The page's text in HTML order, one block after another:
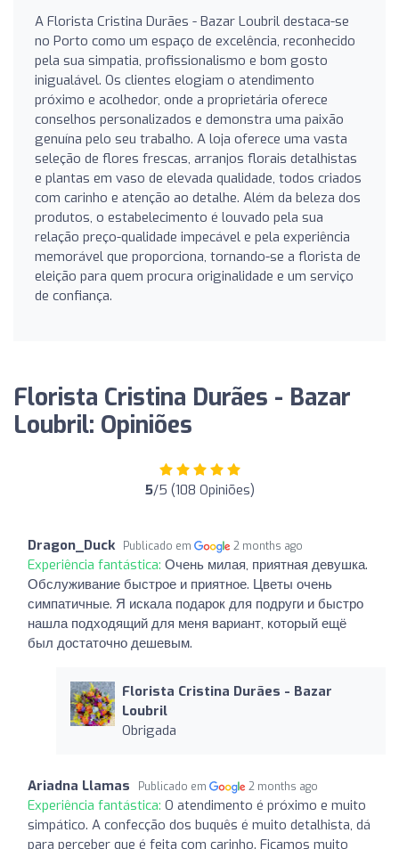
A Florista Cristina Durães - Bazar Loubril destaca-se
no Porto como um espaço de excelência, reconhecido
pela sua simpatia, profissionalismo e bom gosto
inigualável. Os clientes elogiam o atendimento
próximo e acolhedor, onde a proprietária oferece
conselhos personalizados e demonstra uma paixão
genuína pelo seu trabalho. A loja oferece uma vasta
seleção de flores frescas, arranjos florais detalhistas
e plantas em vaso de elevada qualidade, todos criados
com carinho e atenção ao detalhe. Além da beleza dos
produtos, o estabelecimento é louvado pela sua
relação preço-qualidade impecável e pela experiência
memorável que proporciona, tornando-se a florista de
eleição para quem procura originalidade e um serviço
de confiança.
Florista Cristina Durães - Bazar
Loubril: Opiniões
5/5 (108 Opiniões)
Dragon_Duck Publicado em 2 months ago
Experiência fantástica: Очень милая, приятная девушка.
Обслуживание быстрое и приятное. Цветы очень
симпатичные. Я искала подарок для подруги и быстро
нашла подходящий для меня вариант, который ещё
был достаточно дешевым.
Florista Cristina Durães - Bazar
Loubril
Obrigada
Ariadna Llamas Publicado em 2 months ago
Experiência fantástica: O atendimento é próximo e muito
simpático. A confecção dos buquês é muito detalhista, dá
para perceber que é feita com carinho. Ficamos muito